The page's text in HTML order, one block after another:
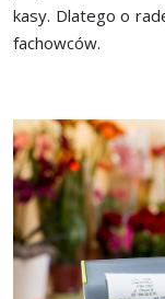
kasy. Dlatego o
fachowców.